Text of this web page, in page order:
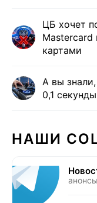
ЦБ хочет
Mastercard
картами
А вы
0,1
НАШИ